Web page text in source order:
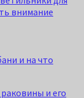
внимание
и на что
и его